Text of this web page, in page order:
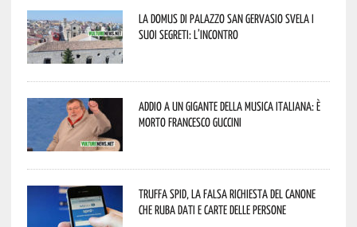
La Domus di Palazzo San Gervasio svela i
suoi segreti: l’incontro
Addio a un gigante della musica italiana: è
morto Francesco Guccini
Truffa Spid, la falsa richiesta del canone
che ruba dati e carte delle persone